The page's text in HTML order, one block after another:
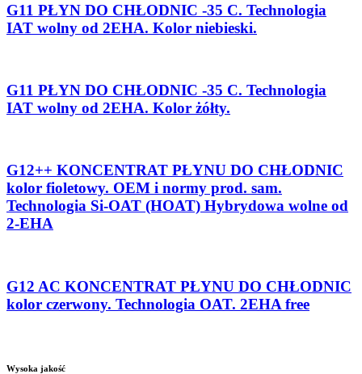
G11 PŁYN DO CHŁODNIC -35 C. Technologia
IAT wolny od 2EHA. Kolor niebieski.
G11 PŁYN DO CHŁODNIC -35 C. Technologia
IAT wolny od 2EHA. Kolor żółty.
G12++ KONCENTRAT PŁYNU DO CHŁODNIC
kolor fioletowy. OEM i normy prod. sam.
Technologia Si-OAT (HOAT) Hybrydowa wolne od
2-EHA
G12 AC KONCENTRAT PŁYNU DO CHŁODNIC
kolor czerwony. Technologia OAT. 2EHA free
Wysoka jakość